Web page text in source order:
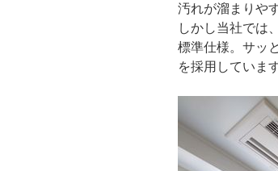
汚れが溜まりや
しかし当社では
標準仕様。サッ
を採用しています